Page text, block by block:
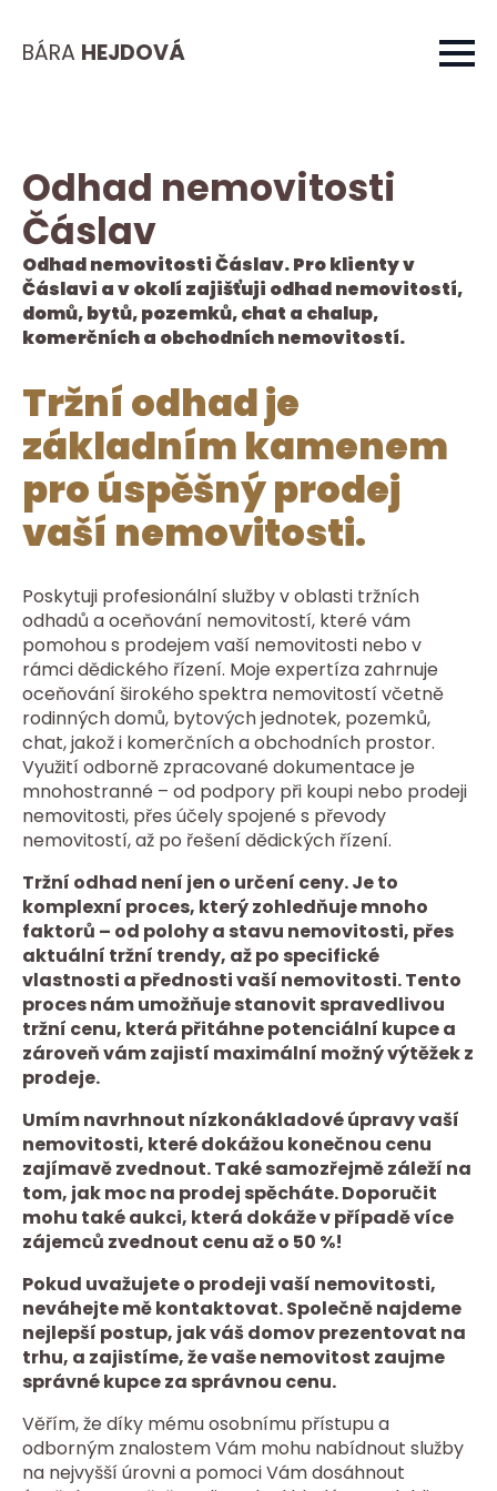
BÁRA HEJDOVÁ
Odhad nemovitosti
Čáslav
Odhad nemovitosti Čáslav. Pro klienty v
Čáslavi a v okolí zajišťuji odhad nemovitostí,
domů, bytů, pozemků, chat a chalup,
komerčních a obchodních nemovitostí.
Tržní odhad je
základním kamenem
pro úspěšný prodej
vaší nemovitosti.
Poskytuji profesionální služby v oblasti tržních
odhadů a oceňování nemovitostí, které vám
pomohou s prodejem vaší nemovitosti nebo v
rámci dědického řízení. Moje expertíza zahrnuje
oceňování širokého spektra nemovitostí včetně
rodinných domů, bytových jednotek, pozemků,
chat, jakož i komerčních a obchodních prostor.
Využití odborně zpracované dokumentace je
mnohostranné – od podpory při koupi nebo prodeji
nemovitosti, přes účely spojené s převody
nemovitostí, až po řešení dědických řízení.
Tržní odhad není jen o určení ceny. Je to
komplexní proces, který zohledňuje mnoho
faktorů – od polohy a stavu nemovitosti, přes
aktuální tržní trendy, až po specifické
vlastnosti a přednosti vaší nemovitosti. Tento
proces nám umožňuje stanovit spravedlivou
tržní cenu, která přitáhne potenciální kupce a
zároveň vám zajistí maximální možný výtěžek z
prodeje.
Umím navrhnout nízkonákladové úpravy vaší
nemovitosti, které dokážou konečnou cenu
zajímavě zvednout. Také samozřejmě záleží na
tom, jak moc na prodej spěcháte. Doporučit
mohu také aukci, která dokáže v případě více
zájemců zvednout cenu až o 50 %!
Pokud uvažujete o prodeji vaší nemovitosti,
neváhejte mě kontaktovat. Společně najdeme
nejlepší postup, jak váš domov prezentovat na
trhu, a zajistíme, že vaše nemovitost zaujme
správné kupce za správnou cenu.
Věřím, že díky mému osobnímu přístupu a
odborným znalostem Vám mohu nabídnout služby
na nejvyšší úrovni a pomoci Vám dosáhnout